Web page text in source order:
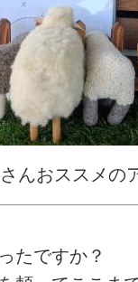
んおススメの
たですか？